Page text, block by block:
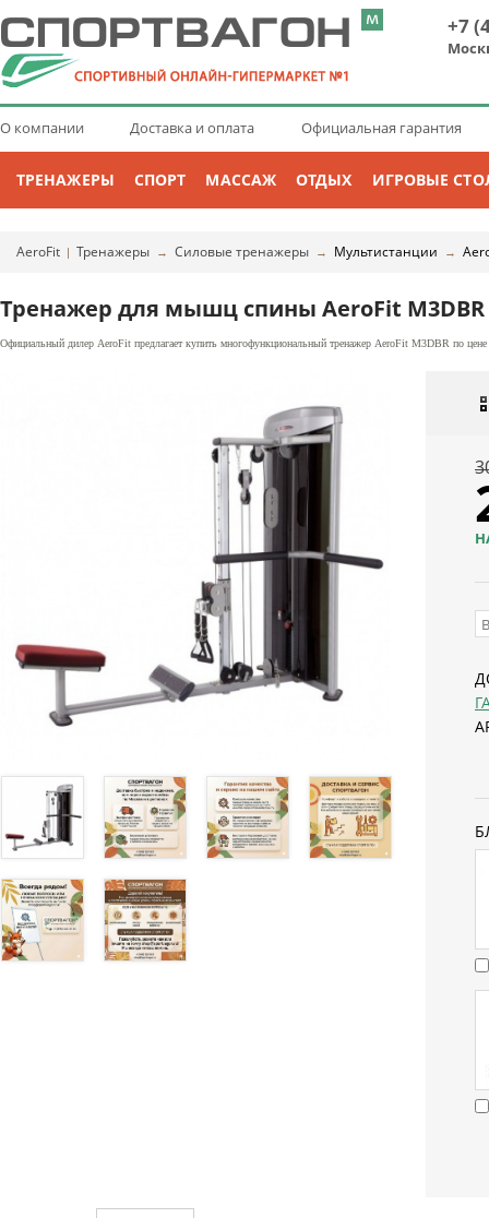
+7
О компании Доставка и оплата Официальная гарантия
ТРЕНАЖЕРЫ СПОРТ МАССАЖ ОТДЫХ ИГРОВЫЕ
AeroFit | Тренажеры → Силовые тренажеры → Мультистанции →
Тренажер для мышц спины AeroFit M3DBR
Официальный дилер AeroFit предлагает купить многофункциональный тренажер AeroFit M3DBR по